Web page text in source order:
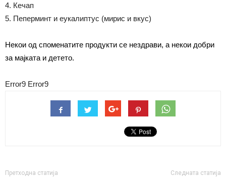
4. Кечап
5. Пеперминт и еукалиптус (мирис и вкус)
Некои од споменатите продукти се нездрави, а некои добри
за мајката и детето.
Error9 Error9
Претходна статија Следната статија